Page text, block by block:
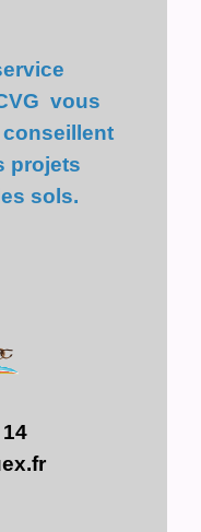
vous
projets
sols.